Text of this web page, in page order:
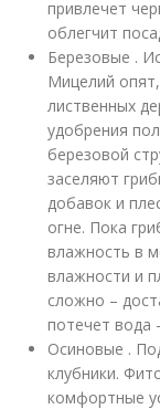
привлечет
облегчит
Березовые .
Мицелий
лиственных
удобрения
березовой
заселяют
добавок и
огне. Пока
влажность в
влажности и
сложно –
потечет вода
Осиновые .
клубники.
комфортные